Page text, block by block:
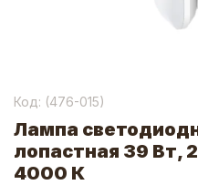
Код: (476-015)
Лампа
лопастная 39 Вт,
4000 К